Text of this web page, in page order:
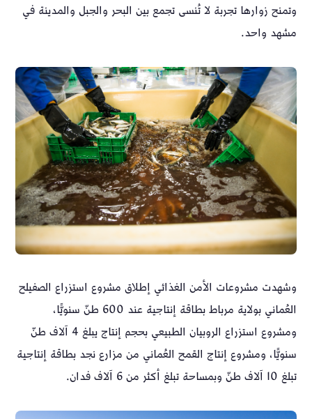
وتمنح زوارها تجربة لا تُنسى تجمع بين البحر والجبل والمدينة في
مشهد واحد.
وشهدت مشروعات الأمن الغذائي إطلاق مشروع استزراع الصفيلح
العُماني بولاية مرباط بطاقة إنتاجية عند 600 طنّ سنويًّا،
ومشروع استزراع الروبيان الطبيعي بحجم إنتاج يبلغ 4 آلاف طنّ
سنويًّا، ومشروع إنتاج القمح العُماني من مزارع نجد بطاقة إنتاجية
تبلغ 10 آلاف طنّ وبمساحة تبلغ أكثر من 6 آلاف فدان.